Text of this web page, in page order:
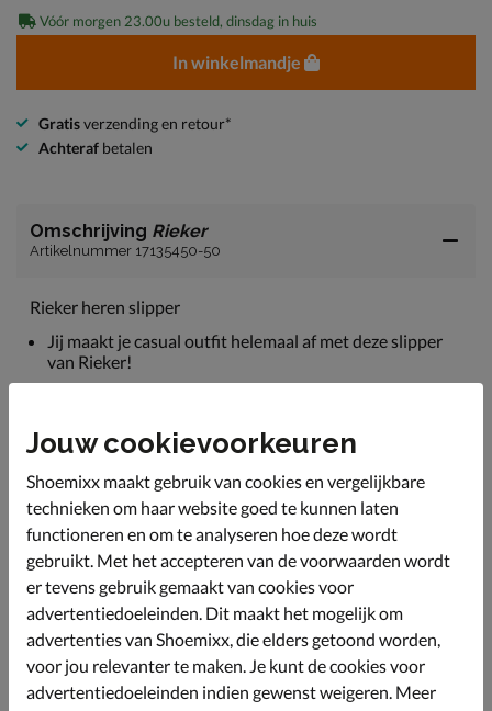
Vóór morgen 23.00u besteld, dinsdag in huis
In winkelmandje
Gratisverzending en retour*
Achteraf betalen
Omschrijving Rieker
Artikelnummer 17135450-50
Rieker heren slipper
Jij maakt je casual outfit helemaal af met deze slipper
van Rieker!
Gevoerd met geperforeerd imitatieleer. Hierdoor kan
de warmte onder de banden makkelijk weg.
Voorzien van een imitatieleren voetbed met denim
look. Deze biedt een fijne demping tijdens het lopen.
Afgewerkt met een rubberen zool met profiel voor
betere grip.
Jouw cookievoorkeuren
Shoemixx maakt gebruik van cookies en vergelijkbare
technieken om haar website goed te kunnen laten
functioneren en om te analyseren hoe deze wordt
gebruikt. Met het accepteren van de voorwaarden wordt
er tevens gebruik gemaakt van cookies voor
advertentiedoeleinden. Dit maakt het mogelijk om
advertenties van Shoemixx, die elders getoond worden,
voor jou relevanter te maken. Je kunt de cookies voor
advertentiedoeleinden indien gewenst weigeren. Meer